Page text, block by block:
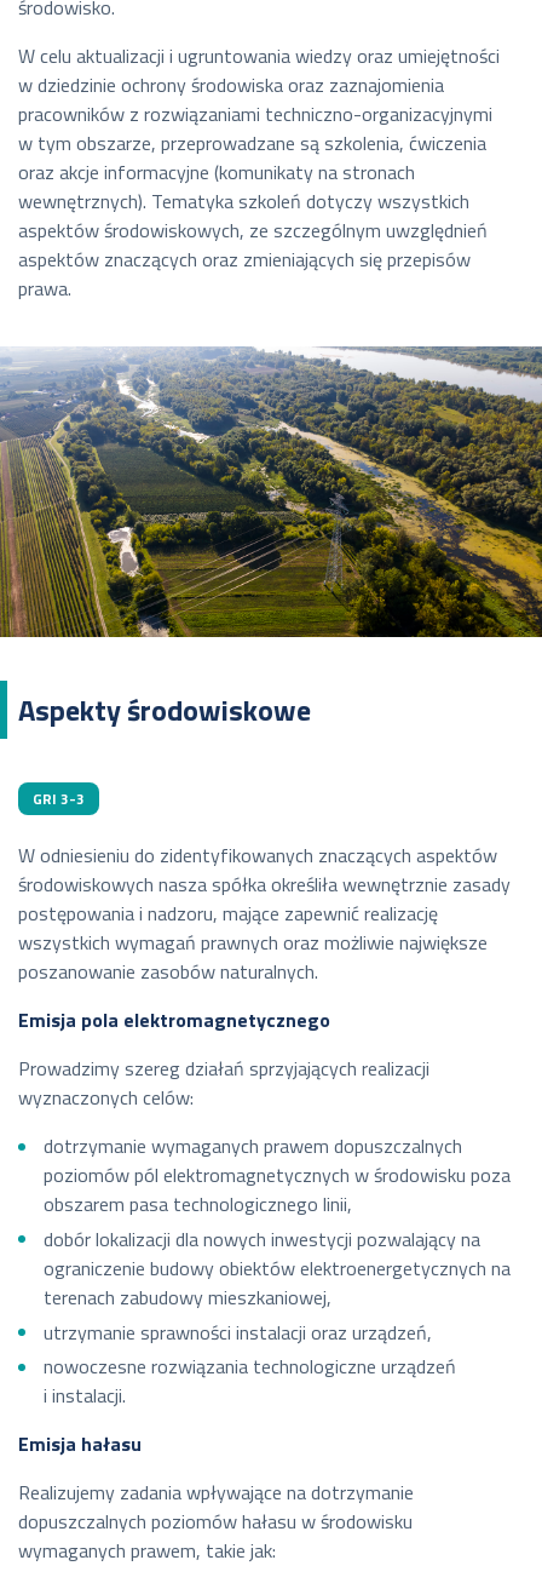
środowisko.
W celu aktualizacji i ugruntowania wiedzy oraz umiejętności
w dziedzinie ochrony środowiska oraz zaznajomienia
pracowników z rozwiązaniami techniczno-organizacyjnymi
w tym obszarze, przeprowadzane są szkolenia, ćwiczenia
oraz akcje informacyjne (komunikaty na stronach
wewnętrznych). Tematyka szkoleń dotyczy wszystkich
aspektów środowiskowych, ze szczególnym uwzględnień
aspektów znaczących oraz zmieniających się przepisów
prawa.
Aspekty środowiskowe
GRI 3-3
W odniesieniu do zidentyfikowanych znaczących aspektów
środowiskowych nasza spółka określiła wewnętrznie zasady
postępowania i nadzoru, mające zapewnić realizację
wszystkich wymagań prawnych oraz możliwie największe
poszanowanie zasobów naturalnych.
Emisja pola elektromagnetycznego
Prowadzimy szereg działań sprzyjających realizacji
wyznaczonych celów:
dotrzymanie wymaganych prawem dopuszczalnych
poziomów pól elektromagnetycznych w środowisku poza
obszarem pasa technologicznego linii,
dobór lokalizacji dla nowych inwestycji pozwalający na
ograniczenie budowy obiektów elektroenergetycznych na
terenach zabudowy mieszkaniowej,
utrzymanie sprawności instalacji oraz urządzeń,
nowoczesne rozwiązania technologiczne urządzeń
i instalacji.
Emisja hałasu
Realizujemy zadania wpływające na dotrzymanie
dopuszczalnych poziomów hałasu w środowisku
wymaganych prawem, takie jak: